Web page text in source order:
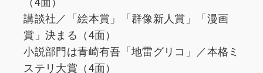
講談社／「絵本賞」「群像新人賞」「漫画
賞」決まる（4面）
小説部門は青崎有吾「地雷グリコ」／本格ミ
ステリ大賞（4面）